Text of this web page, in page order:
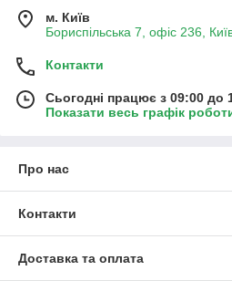
м. Київ
Бориспільська 7, офіс 236,
Контакти
Сьогодні працює з 09:00 до
Показати весь графік
Про нас
Контакти
Доставка та оплата